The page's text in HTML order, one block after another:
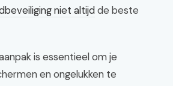
niet altijdde beste
is essentieel om je
en ongelukken te